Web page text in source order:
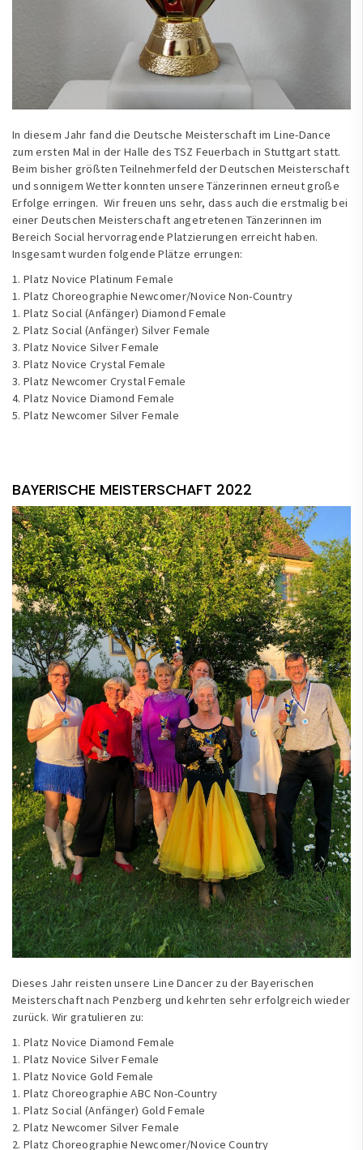
In diesem Jahr fand die Deutsche Meisterschaft im Line-Dance
zum ersten Mal in der Halle des TSZ Feuerbach in Stuttgart statt.
Beim bisher größten Teilnehmerfeld der Deutschen Meisterschaft
und sonnigem Wetter konnten unsere Tänzerinnen erneut große
Erfolge erringen. Wir freuen uns sehr, dass auch die erstmalig bei
einer Deutschen Meisterschaft angetretenen Tänzerinnen im
Bereich Social hervorragende Platzierungen erreicht haben.
Insgesamt wurden folgende Plätze errungen:
1. Platz Novice Platinum Female
1. Platz Choreographie Newcomer/Novice Non-Country
1. Platz Social (Anfänger) Diamond Female
2. Platz Social (Anfänger) Silver Female
3. Platz Novice Silver Female
3. Platz Novice Crystal Female
3. Platz Newcomer Crystal Female
4. Platz Novice Diamond Female
5. Platz Newcomer Silver Female
BAYERISCHE MEISTERSCHAFT 2022
Dieses Jahr reisten unsere Line Dancer zu der Bayerischen
Meisterschaft nach Penzberg und kehrten sehr erfolgreich wieder
zurück. Wir gratulieren zu:
1. Platz Novice Diamond Female
1. Platz Novice Silver Female
1. Platz Novice Gold Female
1. Platz Choreographie ABC Non-Country
1. Platz Social (Anfänger) Gold Female
2. Platz Newcomer Silver Female
2. Platz Choreographie Newcomer/Novice Country